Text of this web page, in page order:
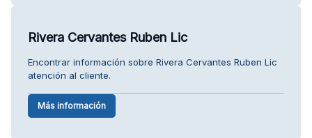
Rivera Cervantes Ruben Lic
Encontrar información sobre Rivera Cervantes Ruben Lic
atención al cliente.
Más información